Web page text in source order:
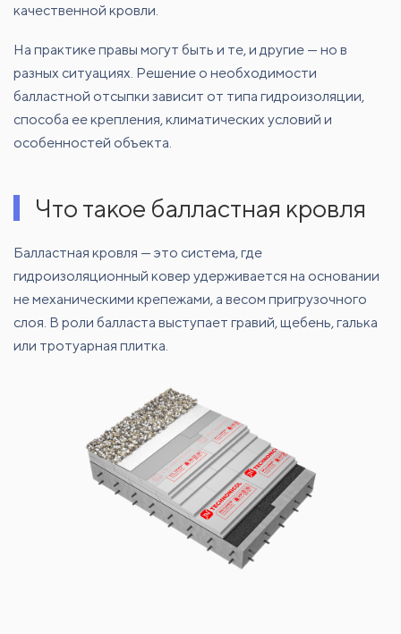
качественной кровли.
На практике правы могут быть и те, и другие — но в
разных ситуациях. Решение о необходимости
балластной отсыпки зависит от типа гидроизоляции,
способа ее крепления, климатических условий и
особенностей объекта.
Что такое балластная кровля
Балластная кровля — это система, где
гидроизоляционный ковер удерживается на основании
не механическими крепежами, а весом пригрузочного
слоя. В роли балласта выступает гравий, щебень, галька
или тротуарная плитка.